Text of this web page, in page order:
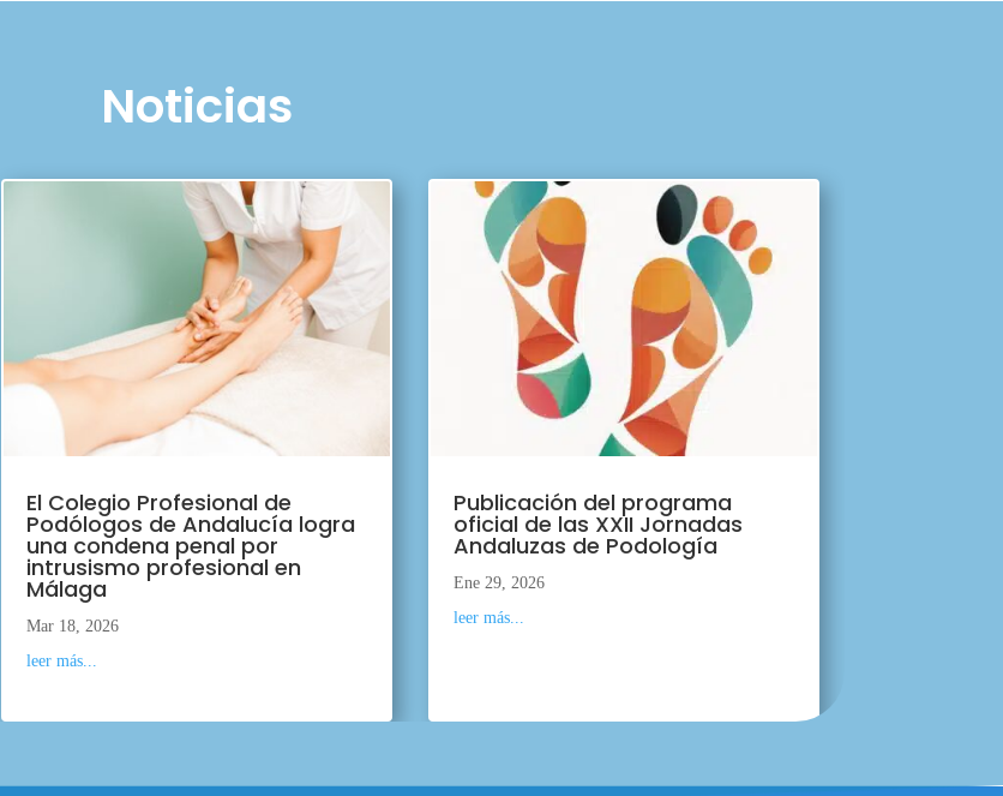
Noticias
El Colegio Profesional de
Podólogos de Andalucía logra
una condena penal por
intrusismo profesional en
Málaga
Mar 18, 2026
leer más...
Publicación del programa
oficial de las XXII Jornadas
Andaluzas de Podología
Ene 29, 2026
leer más...